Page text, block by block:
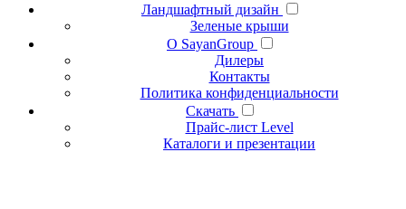
Ландшафтный дизайн
Зеленые крыши
О SayanGroup
Дилеры
Контакты
Политика конфиденциальности
Скачать
Прайс-лист Level
Каталоги и презентации